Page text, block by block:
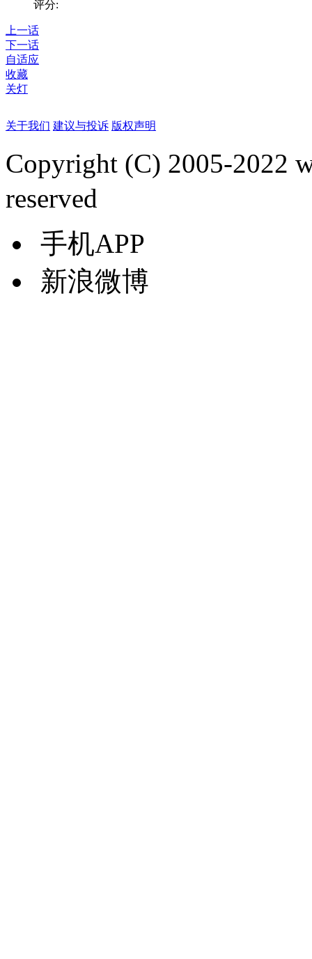
评分:
上一话
下一话
自适应
收藏
关灯
关于我们 建议与投诉 版权声明
Copyright (C) 2005-2022
reserved
手机APP
新浪微博